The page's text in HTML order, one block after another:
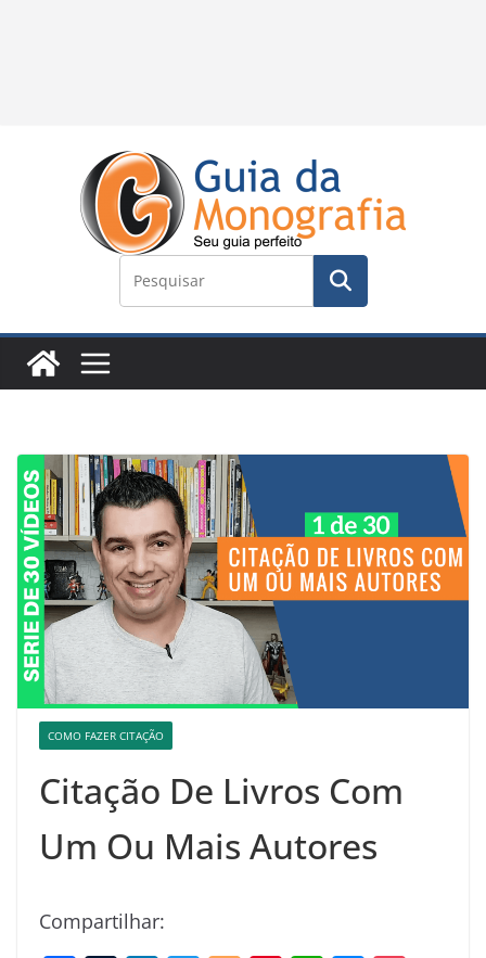
COMO FAZER CITAÇÃO
Citação De Livros Com
Um Ou Mais Autores
Compartilhar: